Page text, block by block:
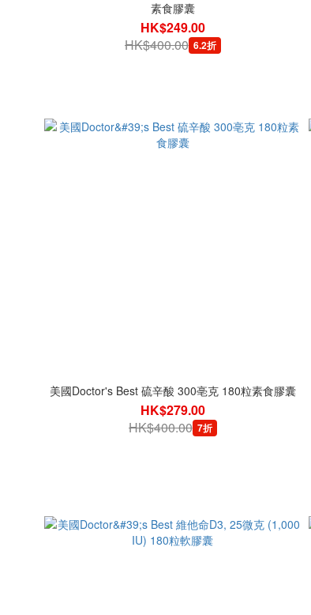
素食膠囊
HK$249.00
HK$400.00 6.2折
美國Doctor's Best 硫辛酸 300亳克 180粒素食膠囊
HK$279.00
HK$400.00 7折